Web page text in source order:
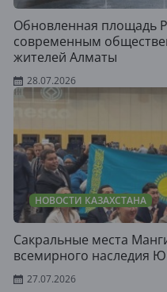
Обновленная площадь
современным
жителей Алматы
28.07.2026
НОВОСТИ КАЗАХСТАНА
Сакральные места
всемирного наследия
27.07.2026